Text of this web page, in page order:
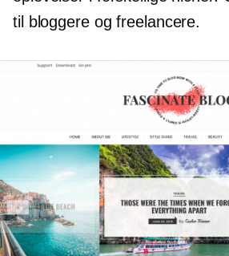
til bloggere og freelancere.